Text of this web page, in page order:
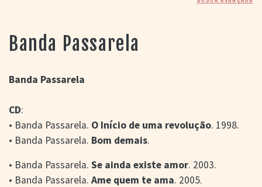
PORTAL DO
CINEMA GAÚCHO
> BUSCA AVANÇADA
CINEASTAS
> DISCOGRAFIAS
> BIBLIOGRAFIAS
CONTATO E
LOCALIZAÇÃO
Banda Passarela
Banda Passarela
CD:
• Banda Passarela. O Início de uma revolução. 1998.
• Banda Passarela. Bom demais.
• Banda Passarela. Se ainda existe amor. 2003.
• Banda Passarela. Ame quem te ama. 2005.